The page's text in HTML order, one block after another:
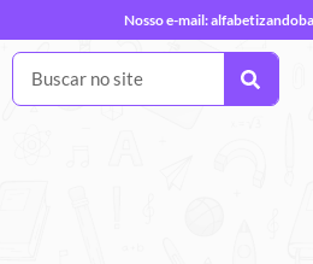
Nosso e-mail: